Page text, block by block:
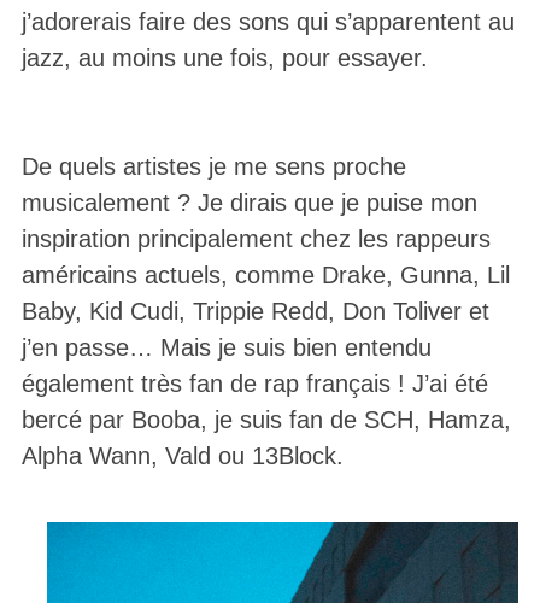
j’adorerais faire des sons qui s’apparentent au
jazz, au moins une fois, pour essayer.
De quels artistes je me sens proche
musicalement ? Je dirais que je puise mon
inspiration principalement chez les rappeurs
américains actuels, comme Drake, Gunna, Lil
Baby, Kid Cudi, Trippie Redd, Don Toliver et
j’en passe… Mais je suis bien entendu
également très fan de rap français ! J’ai été
bercé par Booba, je suis fan de SCH, Hamza,
Alpha Wann, Vald ou 13Block.